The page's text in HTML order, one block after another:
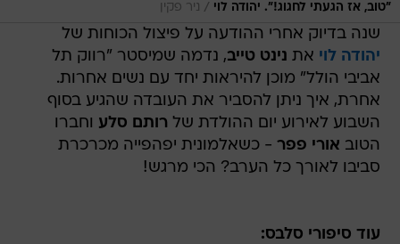
"טוב, אז הגעתי לחגוג!". יהודה לוי / ניר פקין
שנה בדיוק אחרי ההודעה על פיצול הכוחות של
יהודה לוי את נינט טייב, נדמה שמיסטר "רווק תל
אביבי הולל" מוכן להיראות יחד עם נשים אחרות.
אחרת, איך ניתן להסביר את העובדה שהגיע בסוף
השבוע לאירוע יום ההולדת של רותם סלע וחברו
הטוב אורי פפר - כשאלמונית יפהפייה מכרכרת
סביבו לאורך כל הערב? הכי מרגש!
עוד סיפורי סלבס: